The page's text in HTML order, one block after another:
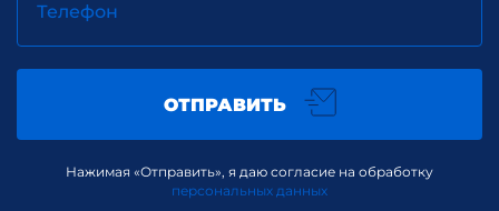
Телефон
ОТПРАВИТЬ
Нажимая «Отправить», я даю согласие на обработку
персональных данных